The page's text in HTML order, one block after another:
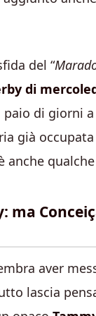
del “
di
di giorni
già occupata
anche
aver
lascia